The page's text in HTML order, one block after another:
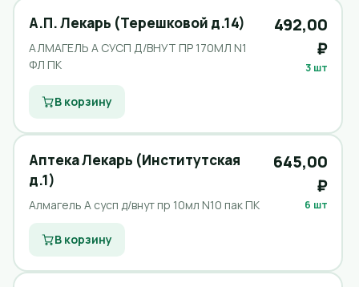
А.П. Лекарь (Терешковой д.14)
АЛМАГЕЛЬ А СУСП Д/ВНУТ ПР 170МЛ N1
ФЛ ПК
492,00
₽
3 шт
В корзину
Аптека Лекарь (Институтская
д.1)
Алмагель А сусп д/внут пр 10мл N10 пак ПК
645,00
₽
6 шт
В корзину